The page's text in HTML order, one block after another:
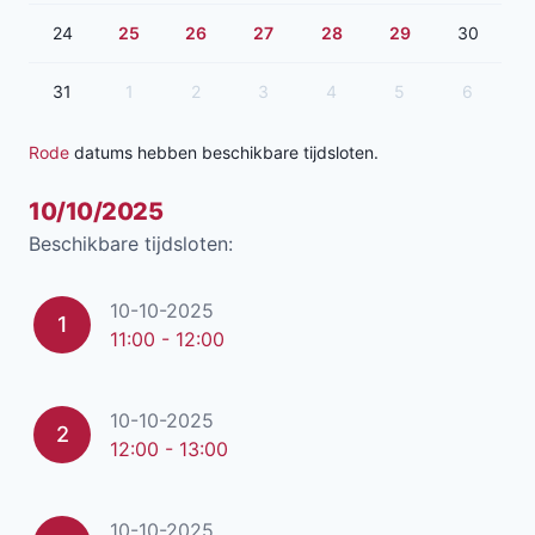
24 25 26 27 28 29 30
31 1 2 3 4 5 6
Rode datums hebben beschikbare tijdsloten.
10/10/2025
Beschikbare tijdsloten:
1
10-10-2025
11:00 - 12:00
2
10-10-2025
12:00 - 13:00
10-10-2025